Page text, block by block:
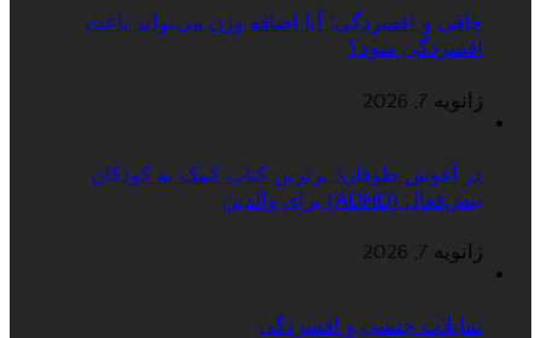
چاقی و افسردگی؛ آیا اضافه وزن می‌تواند باعث
افسردگی شود؟
ژانویه 7, 2026
در آغوش طوفان؛ برترین کتاب کمک به کودکان
بیش‌فعال (ADHD) برای والدین
ژانویه 7, 2026
تمایلات جنسی و افسردگی